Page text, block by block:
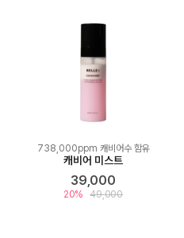
738,000ppm 캐비어수 함유
캐비어 미스트
39,000
20% 49,000